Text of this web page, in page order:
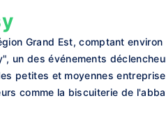
Grand Est, comptant
un des événements
petites et moyennes
comme la biscuiterie de